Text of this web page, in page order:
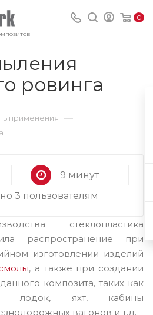
0
ровинга
применения —
9 минут
3 пользователям
стеклопластика
распространение при
изготовлении изделий
, а также при создании
композита, таких как
лодок, яхт, кабины
вагонов и т.д.